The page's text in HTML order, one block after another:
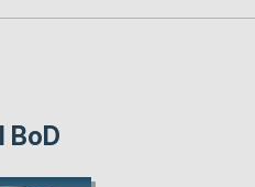
BoD